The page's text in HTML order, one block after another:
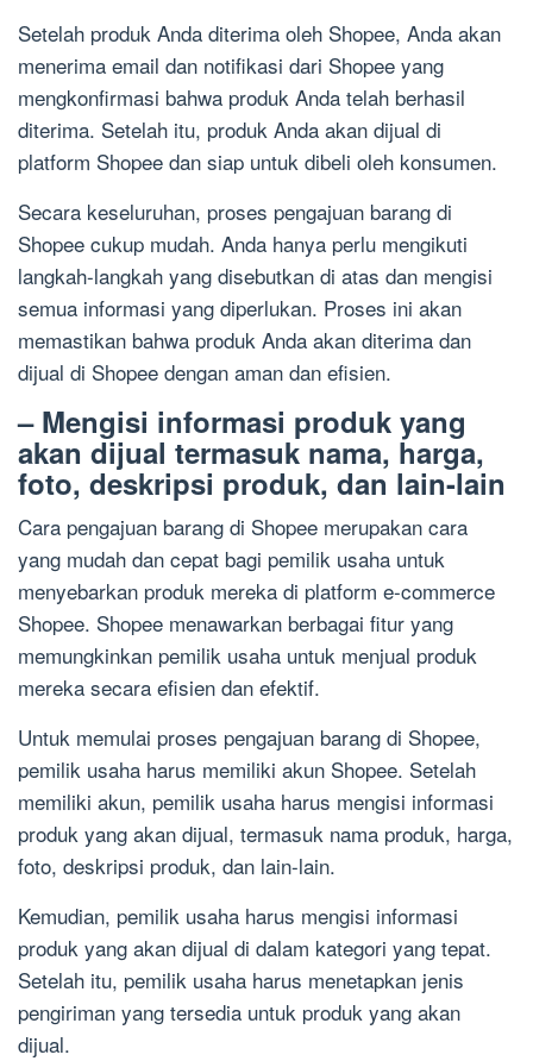
Setelah produk Anda diterima oleh Shopee, Anda akan
menerima email dan notifikasi dari Shopee yang
mengkonfirmasi bahwa produk Anda telah berhasil
diterima. Setelah itu, produk Anda akan dijual di
platform Shopee dan siap untuk dibeli oleh konsumen.
Secara keseluruhan, proses pengajuan barang di
Shopee cukup mudah. Anda hanya perlu mengikuti
langkah-langkah yang disebutkan di atas dan mengisi
semua informasi yang diperlukan. Proses ini akan
memastikan bahwa produk Anda akan diterima dan
dijual di Shopee dengan aman dan efisien.
– Mengisi informasi produk yang
akan dijual termasuk nama, harga,
foto, deskripsi produk, dan lain-lain
Cara pengajuan barang di Shopee merupakan cara
yang mudah dan cepat bagi pemilik usaha untuk
menyebarkan produk mereka di platform e-commerce
Shopee. Shopee menawarkan berbagai fitur yang
memungkinkan pemilik usaha untuk menjual produk
mereka secara efisien dan efektif.
Untuk memulai proses pengajuan barang di Shopee,
pemilik usaha harus memiliki akun Shopee. Setelah
memiliki akun, pemilik usaha harus mengisi informasi
produk yang akan dijual, termasuk nama produk, harga,
foto, deskripsi produk, dan lain-lain.
Kemudian, pemilik usaha harus mengisi informasi
produk yang akan dijual di dalam kategori yang tepat.
Setelah itu, pemilik usaha harus menetapkan jenis
pengiriman yang tersedia untuk produk yang akan
dijual.